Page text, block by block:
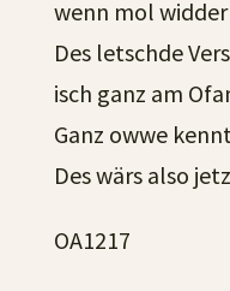
wenn mol
Des letschde
isch ganz am
Ganz owwe
Des wärs also
OA1217